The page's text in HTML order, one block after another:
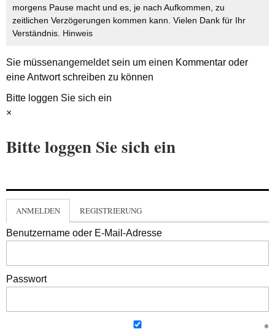
morgens Pause macht und es, je nach Aufkommen, zu
zeitlichen Verzögerungen kommen kann. Vielen Dank für Ihr
Verständnis. Hinweis
Sie müssenangemeldetsein um einen Kommentar oder
eine Antwort schreiben zu können
Bitte loggen Sie sich ein
×
Bitte loggen Sie sich ein
ANMELDEN REGISTRIERUNG
Benutzername oder E-Mail-Adresse
Passwort